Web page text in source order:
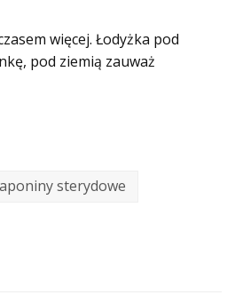
więcej. Łodyżka pod
pod ziemią zauważ
sterydowe